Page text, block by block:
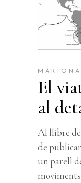
MARIONA
El
al
Al llibre
de
un parell